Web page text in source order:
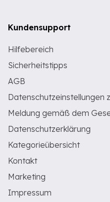
Kundensupport
Hilfebereich
Sicherheitstipps
AGB
Datenschutzeinstellungen
Meldung gemäß dem
Datenschutzerklärung
Kategorieübersicht
Kontakt
Marketing
Impressum